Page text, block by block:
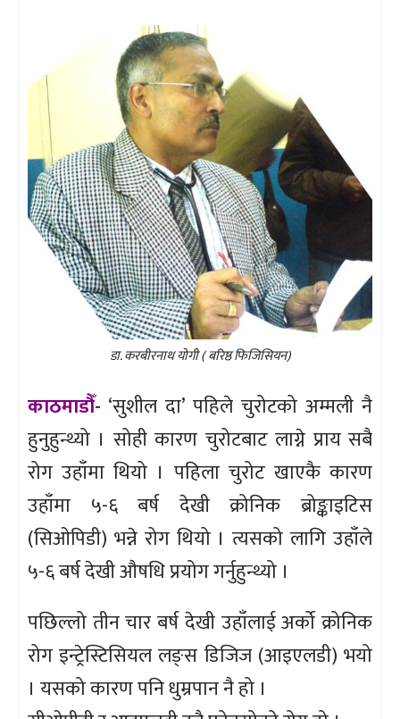
डा. करबीरनाथ योगी ( बरिष्ठ फिजिसियन)
काठमाडौँ- ‘सुशील दा’ पहिले चुरोटको अम्मली नै
हुनुहुन्थ्यो । सोही कारण चुरोटबाट लाग्ने प्राय सबै
रोग उहाँमा थियो । पहिला चुरोट खाएकै कारण
उहाँमा ५-६ बर्ष देखी क्रोनिक ब्रोङ्काइटिस
(सिओपिडी) भन्ने रोग थियो । त्यसको लागि उहाँले
५-६ बर्ष देखी औषधि प्रयोग गर्नुहुन्थ्यो ।
पछिल्लो तीन चार बर्ष देखी उहाँलाई अर्को क्रोनिक
रोग इन्ट्रेस्टिसियल लङ्स डिजिज (आइएलडी) भयो
। यसको कारण पनि धुम्रपान नै हो ।